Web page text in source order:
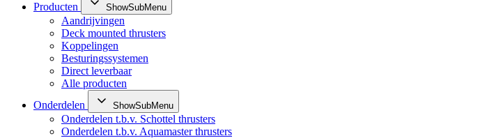
Producten ShowSubMenu
Aandrijvingen
Deck mounted thrusters
Koppelingen
Besturingssystemen
Direct leverbaar
Alle producten
Onderdelen
ShowSubMenu
Onderdelen t.b.v. Schottel thrusters
Onderdelen t.b.v. Aquamaster thrusters